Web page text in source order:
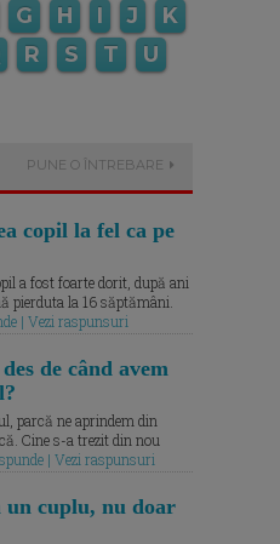
G H I J
K
R S T
U
PUNE O ÎNTREBARE
copil la fel ca pe
a fost foarte dorit, după ani
pierduta la 16 săptămâni.
| Vezi raspunsuri
de când avem
parcă ne aprindem din
Cine s-a trezit din nou
| Vezi raspunsuri
un cuplu, nu doar